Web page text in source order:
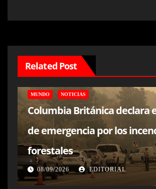
Related Post
MUNDO NOTICIAS
Columbia Británica declara
de emergencia por los
forestales
08/09/2026 EDITORIAL